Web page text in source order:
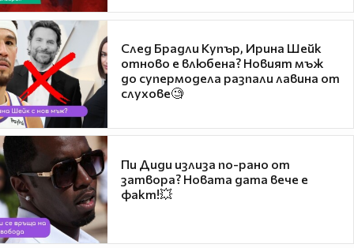
След Брадли Купър, Ирина Шейк
отново е влюбена? Новият мъж
до супермодела разпали лавина от
слухове🧐
Пи Диди излиза по-рано от
затвора? Новата дата вече е
факт!💥